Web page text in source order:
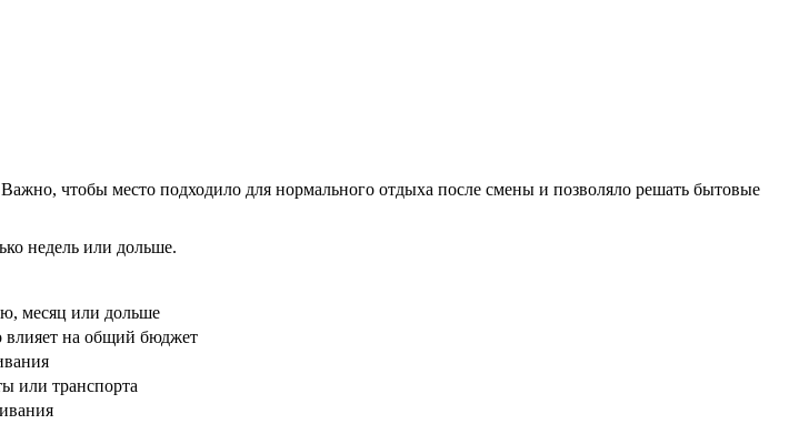
чтобы место подходило для нормального отдыха после смены и позволяло решать бытовые
недель или дольше.
месяц или дольше
влияет на общий бюджет
или транспорта